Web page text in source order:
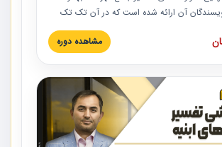
نویسندگان آن ارائه شده است که در آن تک تک
فهرست بها تفسیر و ارائه شده است. این
تصویری بوده و به همراه تصاویر عملیات
علیرضاحسین‌زاده مدیر پروژه مهندسی
فهرست بها رشته ابنیه ارائه شده و به تمام
در حوزه صنعت ساخت در حال فعالیت هستند حتما
از مطالب این دوره استفاده نمایند.
مشاهده دوره